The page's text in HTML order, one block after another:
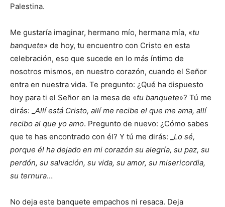
Palestina.
Me gustaría imaginar, hermano mío, hermana mía, «tu
banquete» de hoy, tu encuentro con Cristo en esta
celebración, eso que sucede en lo más íntimo de
nosotros mismos, en nuestro corazón, cuando el Señor
entra en nuestra vida. Te pregunto: ¿Qué ha dispuesto
hoy para ti el Señor en la mesa de «tu banquete»? Tú me
dirás: _ Allí está Cristo, allí me recibe el que me ama, allí
recibo al que yo amo. Pregunto de nuevo: ¿Cómo sabes
que te has encontrado con él? Y tú me dirás: _ Lo sé,
porque él ha dejado en mi corazón su alegría, su paz, su
perdón, su salvación, su vida, su amor, su misericordia,
su ternura…
No deja este banquete empachos ni resaca. Deja